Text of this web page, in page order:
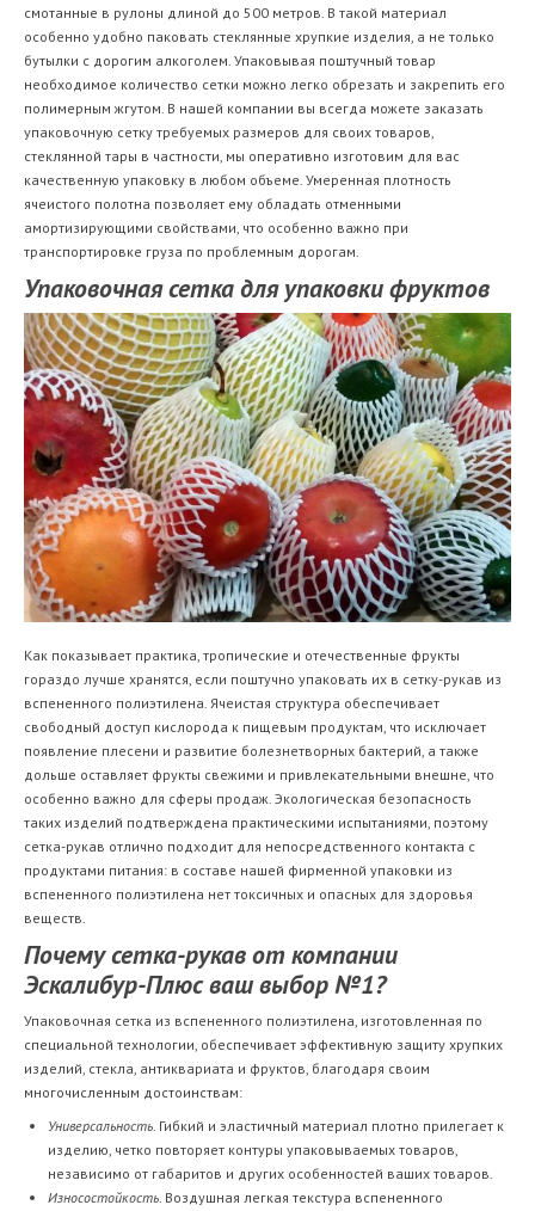
смотанные в рулоны длиной до 500 метров. В такой материал
особенно удобно паковать стеклянные хрупкие изделия, а не только
бутылки с дорогим алкоголем. Упаковывая поштучный товар
необходимое количество сетки можно легко обрезать и закрепить его
полимерным жгутом. В нашей компании вы всегда можете заказать
упаковочную сетку требуемых размеров для своих товаров,
стеклянной тары в частности, мы оперативно изготовим для вас
качественную упаковку в любом объеме. Умеренная плотность
ячеистого полотна позволяет ему обладать отменными
амортизирующими свойствами, что особенно важно при
транспортировке груза по проблемным дорогам.
Упаковочная сетка для упаковки фруктов
Как показывает практика, тропические и отечественные фрукты
гораздо лучше хранятся, если поштучно упаковать их в сетку-рукав из
вспененного полиэтилена. Ячеистая структура обеспечивает
свободный доступ кислорода к пищевым продуктам, что исключает
появление плесени и развитие болезнетворных бактерий, а также
дольше оставляет фрукты свежими и привлекательными внешне, что
особенно важно для сферы продаж. Экологическая безопасность
таких изделий подтверждена практическими испытаниями, поэтому
сетка-рукав отлично подходит для непосредственного контакта с
продуктами питания: в составе нашей фирменной упаковки из
вспененного полиэтилена нет токсичных и опасных для здоровья
веществ.
Почему сетка-рукав от компании
Эскалибур-Плюс ваш выбор №1?
Упаковочная сетка из вспененного полиэтилена, изготовленная по
специальной технологии, обеспечивает эффективную защиту хрупких
изделий, стекла, антиквариата и фруктов, благодаря своим
многочисленным достоинствам:
Универсальность. Гибкий и эластичный материал плотно прилегает к
изделию, четко повторяет контуры упаковываемых товаров,
независимо от габаритов и других особенностей ваших товаров.
Износостойкость. Воздушная легкая текстура вспененного